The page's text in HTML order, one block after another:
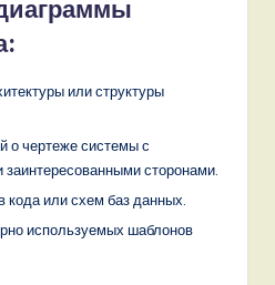
или структуры
о чертеже системы с
заинтересованными сторонами.
кода или схем баз данных.
используемых шаблонов